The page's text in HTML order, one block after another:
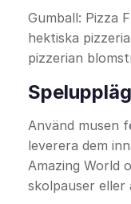
Gumball: Pizza
hektiska
pizzerian
Använd musen
leverera dem
Amazing World
skolpauser eller